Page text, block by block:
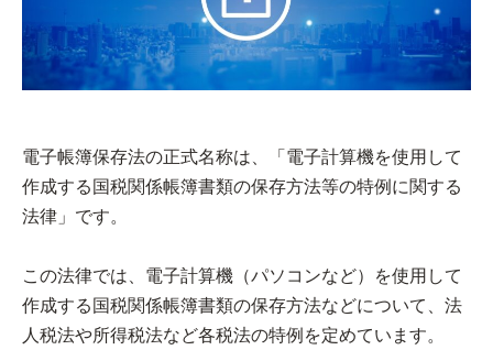
電子帳簿保存法の正式名称は、「電子計算機を使用して
作成する国税関係帳簿書類の保存方法等の特例に関する
法律」です。
この法律では、電子計算機（パソコンなど）を使用して
作成する国税関係帳簿書類の保存方法などについて、法
人税法や所得税法など各税法の特例を定めています。